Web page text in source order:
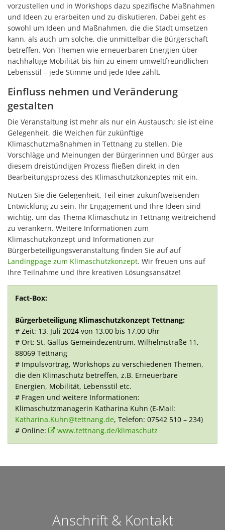
vorzustellen und in Workshops dazu spezifische Maßnahmen
und Ideen zu erarbeiten und zu diskutieren. Dabei geht es
sowohl um Ideen und Maßnahmen, die die Stadt umsetzen
kann, als auch um solche, die unmittelbar die Bürgerschaft
betreffen. Von Themen wie erneuerbaren Energien über
nachhaltige Mobilität bis hin zu einem umweltfreundlichen
Lebensstil – jede Stimme und jede Idee zählt.
Einfluss nehmen und Veränderung
gestalten
Die Veranstaltung ist mehr als nur ein Austausch; sie ist eine
Gelegenheit, die Weichen für zukünftige
Klimaschutzmaßnahmen in Tettnang zu stellen. Die
Vorschläge und Meinungen der Bürgerinnen und Bürger aus
diesem dreistündigen Prozess fließen direkt in den
Bearbeitungsprozess des Klimaschutzkonzeptes mit ein.
Nutzen Sie die Gelegenheit, Teil einer zukunftweisenden
Entwicklung zu sein. Ihr Engagement und Ihre Ideen sind
wichtig, um das Thema Klimaschutz in Tettnang weitreichend
zu verankern. Weitere Informationen zum
Klimaschutzkonzept und Informationen zur
Bürgerbeteiligungsveranstaltung finden Sie auf auf
Landingpage zum Klimaschutzkonzept. Wir freuen uns auf
Ihre Teilnahme und Ihre kreativen Lösungsansätze!
Fact-Box:
Bürgerbeteiligung Klimaschutzkonzept Tettnang:
# Zeit: 13. Juli 2024 von 13.00 bis 17.00 Uhr
# Ort: St. Gallus Gemeindezentrum, Wilhelmstraße 11,
88069 Tettnang
# Impulsvortrag, Workshops zu verschiedenen Themen,
die den Klimaschutz betreffen, z.B. Erneuerbare
Energien, Mobilität, Lebensstil etc.
# Fragen und weitere Informationen:
Klimaschutzmanagerin Katharina Kuhn (E-Mail:
Katharina.Kuhn@tettnang.de, Telefon: 07542 510 – 234)
# Online:
www.tettnang.de/klimaschutz
Anschrift & Kontakt